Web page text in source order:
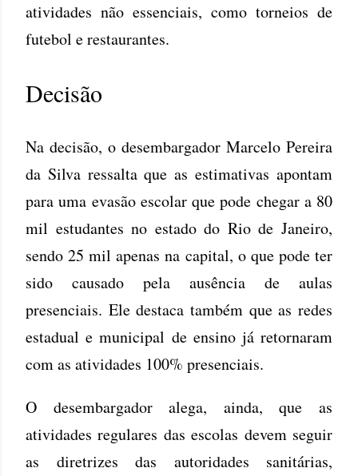
atividades não essenciais, como torneios de
futebol e restaurantes.
Decisão
Na decisão, o desembargador Marcelo Pereira
da Silva ressalta que as estimativas apontam
para uma evasão escolar que pode chegar a 80
mil estudantes no estado do Rio de Janeiro,
sendo 25 mil apenas na capital, o que pode ter
sido causado pela ausência de aulas
presenciais. Ele destaca também que as redes
estadual e municipal de ensino já retornaram
com as atividades 100% presenciais.
O desembargador alega, ainda, que as
atividades regulares das escolas devem seguir
as diretrizes das autoridades sanitárias,